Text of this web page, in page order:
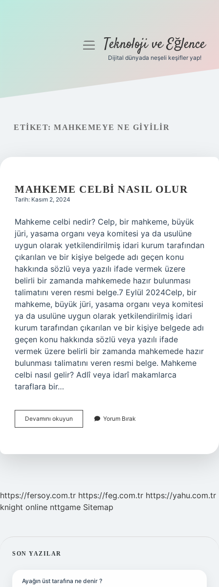
Gizlilik Politikası
menüyüTeknoloji ve Eğlence
Dijital dünyada neşeli keşifler yap!
ETIKET: MAHKEMEYE NE GIYILIR
MAHKEME CELBI NASIL OLUR
Tarih: Kasım 2, 2024
Mahkeme celbi nedir? Celp, bir mahkeme, büyük
jüri, yasama organı veya komitesi ya da usulüne
uygun olarak yetkilendirilmiş idari kurum tarafından
çıkarılan ve bir kişiye belgede adı geçen konu
hakkında sözlü veya yazılı ifade vermek üzere
belirli bir zamanda mahkemede hazır bulunması
talimatını veren resmi belge.7 Eylül 2024Celp, bir
mahkeme, büyük jüri, yasama organı veya komitesi
ya da usulüne uygun olarak yetkilendirilmiş idari
kurum tarafından çıkarılan ve bir kişiye belgede adı
geçen konu hakkında sözlü veya yazılı ifade
vermek üzere belirli bir zamanda mahkemede hazır
bulunması talimatını veren resmi belge. Mahkeme
celbi nasıl gelir? Adlî veya idarî makamlarca
taraflara bir…
Devamını okuyun Mahkeme
Celbi
Yorum Bırak
https://fersoy.com.tr https://feg.com.tr https://yahu.com.tr
knight online nttgame Sitemap
SIDEBAR
SON YAZILAR
Ayağın üst tarafına ne denir ?